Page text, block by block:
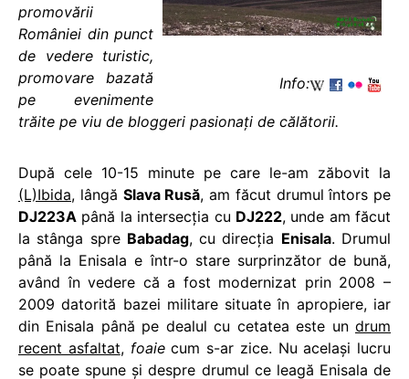
Info:
promovării
României din punct
de vedere turistic,
promovare bazată
pe evenimente
trăite pe viu de bloggeri pasionați de călătorii.
După cele 10-15 minute pe care le-am zăbovit la
(L)Ibida, lângă Slava Rusă, am făcut drumul întors pe
DJ223A până la intersecţia cu DJ222, unde am făcut
la stânga spre Babadag, cu direcţia Enisala. Drumul
până la Enisala e într-o stare surprinzător de bună,
având în vedere că a fost modernizat prin 2008 –
2009 datorită bazei militare situate în apropiere, iar
din Enisala până pe dealul cu cetatea este un drum
recent asfaltat, foaiecum s-ar zice. Nu acelaşi lucru
se poate spune şi despre drumul ce leagă Enisala de